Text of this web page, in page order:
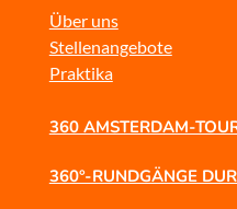
Über uns
Stellenangebote
Praktika
360 AMSTERDAM-
360°-RUNDGÄNGE